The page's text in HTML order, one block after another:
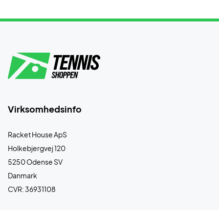
Virksomhedsinfo
Racket House ApS
Holkebjergvej 120
5250 Odense SV
Danmark
CVR: 36931108